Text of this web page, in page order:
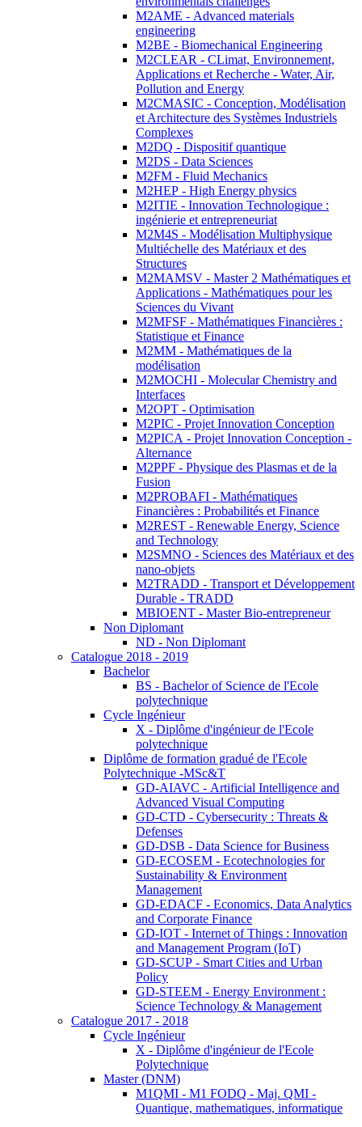
M2AME - Advanced materials
engineering
M2BE - Biomechanical Engineering
M2CLEAR - CLimat, Environnement,
Applications et Recherche - Water, Air,
Pollution and Energy
M2CMASIC - Conception, Modélisation
et Architecture des Systèmes Industriels
Complexes
M2DQ - Dispositif quantique
M2DS - Data Sciences
M2FM - Fluid Mechanics
M2HEP - High Energy physics
M2ITIE - Innovation Technologique :
ingénierie et entrepreneuriat
M2M4S - Modélisation Multiphysique
Multiéchelle des Matériaux et des
Structures
M2MAMSV - Master 2 Mathématiques et
Applications - Mathématiques pour les
Sciences du Vivant
M2MFSF - Mathématiques Financières :
Statistique et Finance
M2MM - Mathématiques de la
modélisation
M2MOCHI - Molecular Chemistry and
Interfaces
M2OPT - Optimisation
M2PIC - Projet Innovation Conception
M2PICA - Projet Innovation Conception -
Alternance
M2PPF - Physique des Plasmas et de la
Fusion
M2PROBAFI - Mathématiques
Financières : Probabilités et Finance
M2REST - Renewable Energy, Science
and Technology
M2SMNO - Sciences des Matériaux et des
nano-objets
M2TRADD - Transport et Développement
Durable - TRADD
MBIOENT - Master Bio-entrepreneur
Non Diplomant
ND - Non Diplomant
Catalogue 2018 - 2019
Bachelor
BS - Bachelor of Science de l'Ecole
polytechnique
Cycle Ingénieur
X - Diplôme d'ingénieur de l'Ecole
polytechnique
Diplôme de formation gradué de l'Ecole
Polytechnique -MSc&T
GD-AIAVC - Artificial Intelligence and
Advanced Visual Computing
GD-CTD - Cybersecurity : Threats &
Defenses
GD-DSB - Data Science for Business
GD-ECOSEM - Ecotechnologies for
Sustainability & Environment
Management
GD-EDACF - Economics, Data Analytics
and Corporate Finance
GD-IOT - Internet of Things : Innovation
and Management Program (IoT)
GD-SCUP - Smart Cities and Urban
Policy
GD-STEEM - Energy Environment :
Science Technology & Management
Catalogue 2017 - 2018
Cycle Ingénieur
X - Diplôme d'ingénieur de l'Ecole
Polytechnique
Master (DNM)
M1QMI - M1 FODQ - Maj. QMI -
Quantique, mathematiques, informatique